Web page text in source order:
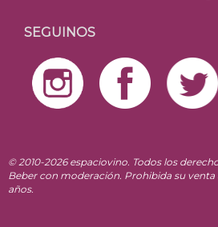
SEGUINOS
© 2010-2026 espaciovino. Todos los
Beber con moderación. Prohibida su venta
años.